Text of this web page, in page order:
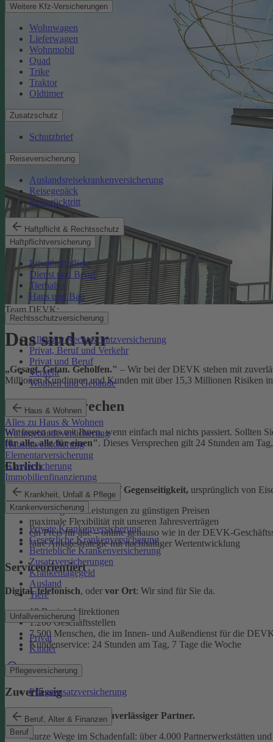
Weitere Kfz-Versicherungen
Wohnwagen
Lieferwagen
Wohnmobil
Quad
Trike
Traktor
Oldtimer
Zusatzschutz
Schutzbrief
Reiseversicherung
Auslandsreisekrankenversicherung
Reisegepäck
Reiserücktritt
Haftpflicht & Rechtsschutz
Haftpflichtversicherung
Privathaftpflicht
Dienst und Beruf
Tierhalter
Haus und Bau
Rechtsschutzversicherung
Alles zur Rechtsschutzversicherung
Privat, Beruf und Verkehr
Privat und Beruf
Verkehr
Wohnen und Gebäude
Haus & Wohnen
Alles zu Haus & Wohnen
Wohngebäudeversicherung
Hausratversicherung
Elementarversicherung
Glasversicherung
Immobilienfinanzierung
Krankheit, Unfall & Pflege
Krankenversicherung
Private Krankenversicherung
Gesetzliche Krankenversicherung
Betriebliche Krankenversicherung
Zusatzversicherungen
Krankentagegeld
Ausland
Tiere
Unfallversicherung
Privat
Kinder
Pflegeversicherung
Pflegezusatzversicherung
Beruf, Alter & Finanzen
Beruf
Team DEVK:
Das sind wir
„Gesagt. Getan. Geholfen." – Wir bei der DEVK stehen mit
Millionen Kundinnen und Kunden mit über 15,3 Millionen Risiken in
Unser Versprechen
Wir freuen uns mit Ihnen, wenn einfach mal nichts passiert. Sollten
für alle, alle für einen". Dieses Versprechen gilt 24 Stunden am
Ehrlich
AlsVersicherungsverein auf Gegenseitigkeit, ursprünglich von
überzeugende Leistungen zu günstigen Preisen
maximale Flexibilität mit unseren Jahresverträgen
ein Preis für alle – online genauso wie in der DEVK-
faire Anlagestrategie mit nachhaltiger Wertentwicklung
Serviceorientiert
Digital,telefonisch, oder vor Ort: Wir sind für Sie da.
19 Regionaldirektionen
1.200 Geschäftsstellen
7.500 Menschen, die im Innen- und Außendienst für die
Kundenservice: 24 Stunden am Tag, 7 Tage die Woche
Beratung finden
Zuverlässig
Wir sind ein starker und zuverlässiger Partner.
kurze Wege im Schadenfall: über 4.000 Partnerwerkstätten